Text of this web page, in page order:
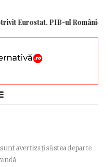
PIB-ul României
avertizați să stea departe